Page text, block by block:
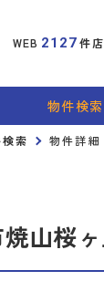
WEB 2127 件
物件検索
索 物件詳細
山桜